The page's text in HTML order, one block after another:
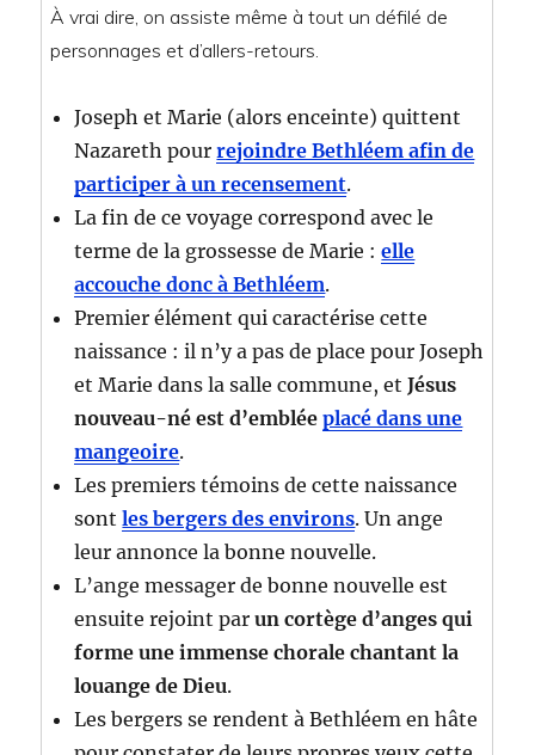
À vrai dire, on assiste même à tout un défilé de
personnages et d’allers-retours.
Joseph et Marie (alors enceinte) quittent
Nazareth pourrejoindre Bethléem afin de
participer à un recensement.
La fin de ce voyage correspond avec le
terme de la grossesse de Marie :elle
accouche donc à Bethléem.
Premier élément qui caractérise cette
naissance : il n’y a pas de place pour Joseph
et Marie dans la salle commune, etJésus
nouveau-né est d’embléeplacé dans une
mangeoire.
Les premiers témoins de cette naissance
sontles bergers des environs. Un ange
leur annonce la bonne nouvelle.
L’ange messager de bonne nouvelle est
ensuite rejoint parun cortège d’anges qui
forme une immense chorale chantant la
louange de Dieu.
Les bergers se rendent à Bethléem en hâte